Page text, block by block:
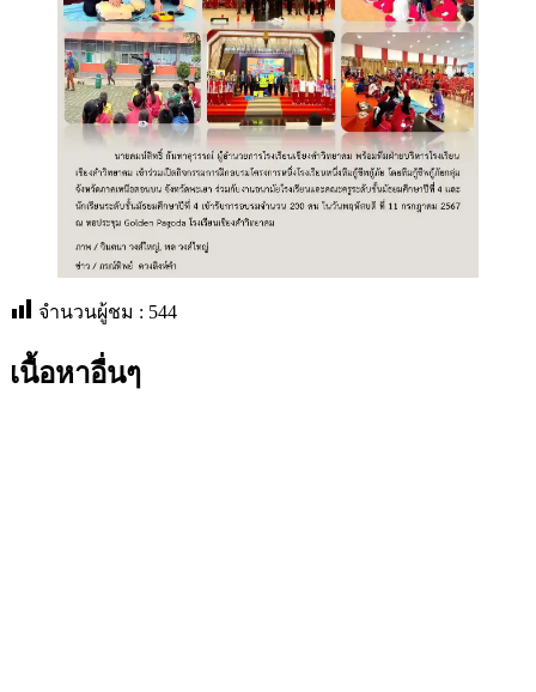
จำนวนผู้ชม : 544
เนื้อหาอื่นๆ